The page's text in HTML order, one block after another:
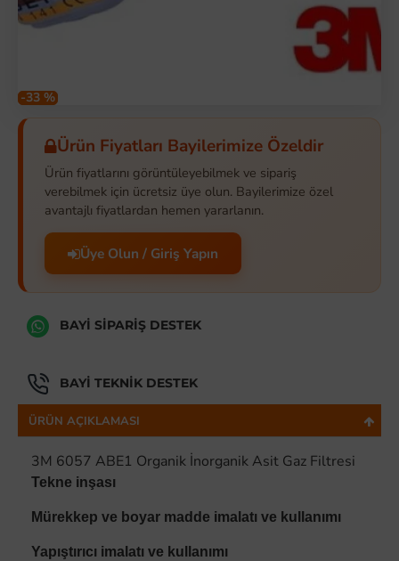
-33 %
Ürün Fiyatları Bayilerimize Özeldir
Ürün fiyatlarını görüntüleyebilmek ve sipariş
verebilmek için ücretsiz üye olun. Bayilerimize özel
avantajlı fiyatlardan hemen yararlanın.
Üye Olun / Giriş Yapın
BAYI SIPARIŞ DESTEK
BAYI TEKNIK DESTEK
ÜRÜN AÇIKLAMASI
3M 6057 ABE1 Organik İnorganik Asit Gaz Filtresi
Tekne inşası
Mürekkep ve boyar madde imalatı ve kullanımı
Yapıştırıcı imalatı ve kullanımı